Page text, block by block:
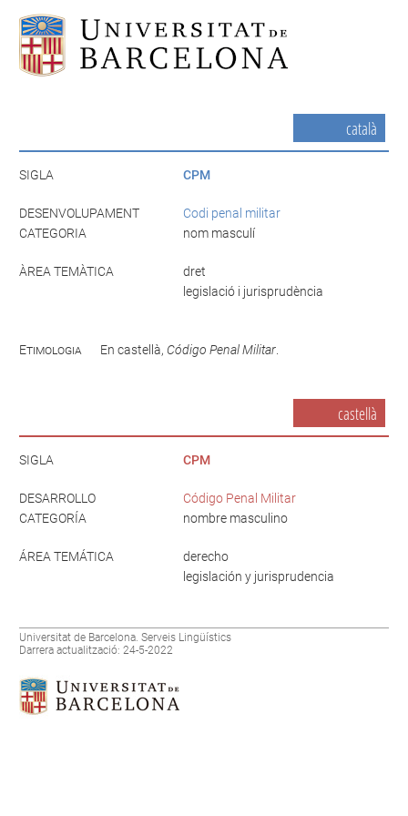
català
SIGLA CPM
DESENVOLUPAMENT
Codi penal militar
CATEGORIA
nom masculí
ÀREA TEMÀTICA
dret
legislació i jurisprudència
Etimologia En castellà, Código Penal Militar
castellà
SIGLA CPM
DESARROLLO
Código Penal Militar
CATEGORÍA
nombre masculino
ÁREA TEMÁTICA
derecho
legislación y jurisprudencia
Universitat de Barcelona. Serveis Lingüístics
Darrera actualització: 24-5-2022